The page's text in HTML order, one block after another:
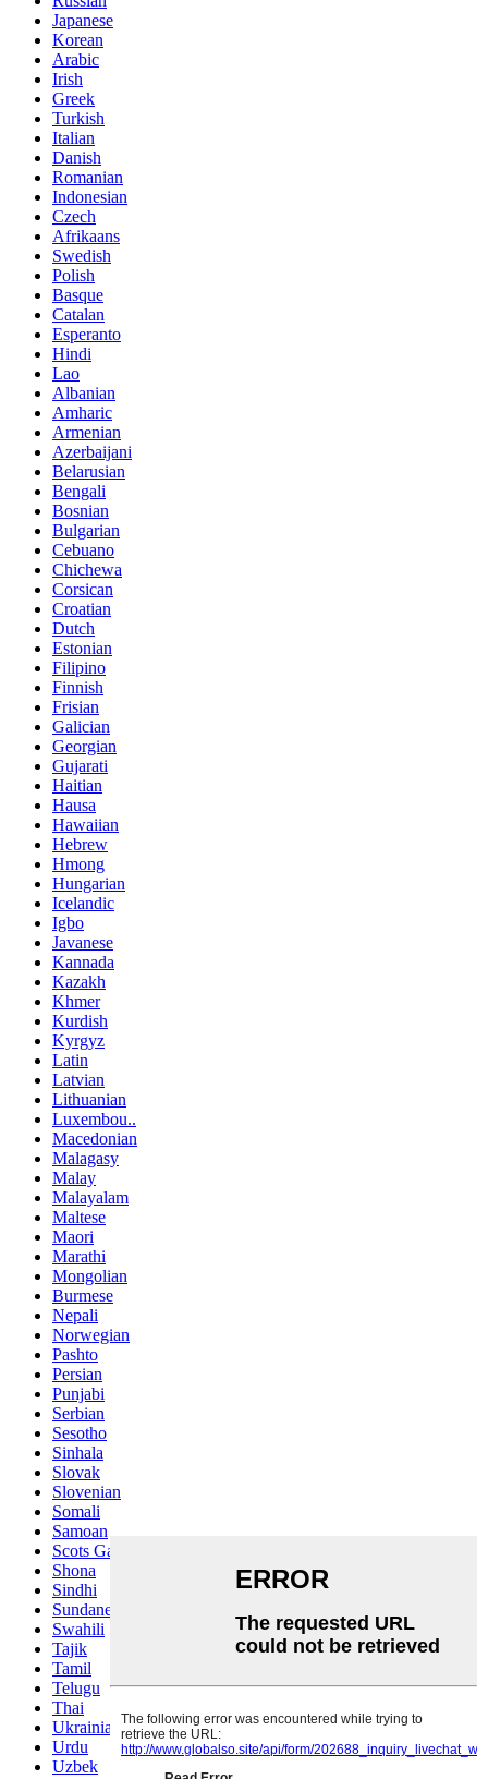
Japanese
Korean
Arabic
Irish
Greek
Turkish
Italian
Danish
Romanian
Indonesian
Czech
Afrikaans
Swedish
Polish
Basque
Catalan
Esperanto
Hindi
Lao
Albanian
Amharic
Armenian
Azerbaijani
Belarusian
Bengali
Bosnian
Bulgarian
Cebuano
Chichewa
Corsican
Croatian
Dutch
Estonian
Filipino
Finnish
Frisian
Galician
Georgian
Gujarati
Haitian
Hausa
Hawaiian
Hebrew
Hmong
Hungarian
Icelandic
Igbo
Javanese
Kannada
Kazakh
Khmer
Kurdish
Kyrgyz
Latin
Latvian
Lithuanian
Luxembou..
Macedonian
Malagasy
Malay
Malayalam
Maltese
Maori
Marathi
Mongolian
Burmese
Nepali
Norwegian
Pashto
Persian
Punjabi
Serbian
Sesotho
Sinhala
Slovak
Slovenian
Somali
Samoan
Scots Gaelic
Shona
Sindhi
Sundanese
Swahili
Tajik
Tamil
Telugu
Thai
Ukrainian
Urdu
Uzbek